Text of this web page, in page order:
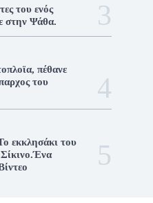
του ενός
στην Ψάθα.
πέθανε
του
εκκλησάκι του